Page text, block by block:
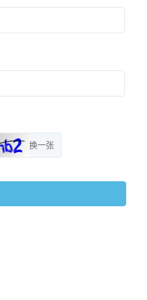
换一张